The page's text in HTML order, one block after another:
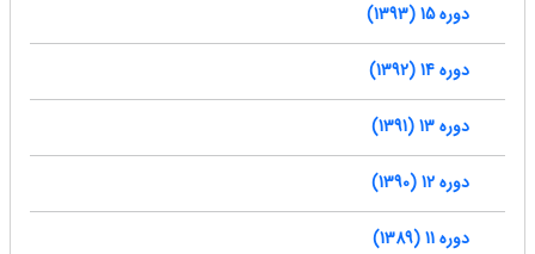
دوره 15 (1393)
دوره 14 (1392)
دوره 13 (1391)
دوره 12 (1390)
دوره 11 (1389)